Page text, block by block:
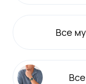
Все
Все